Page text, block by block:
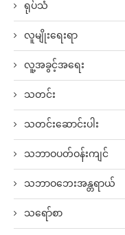
ရုပ်သံ
လူမျိုးရေးရာ
လူ့အခွင့်အရေး
သတင်း
သတင်းဆောင်းပါး
သဘာဝပတ်ဝန်းကျင်
သဘာဝဘေးအန္တရာယ်
သရော်စာ